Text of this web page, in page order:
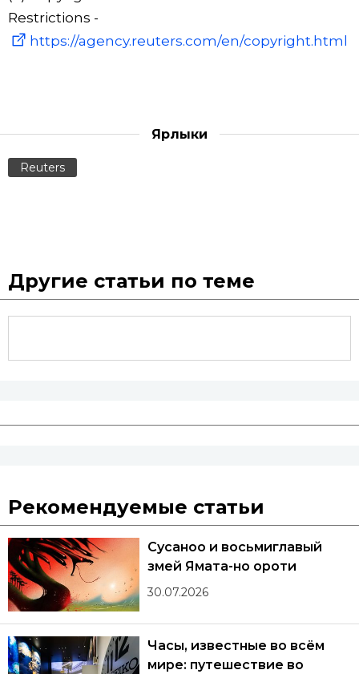
Restrictions -
https://agency.reuters.com/en/copyright.html
Ярлыки
Reuters
Другие статьи по теме
Рекомендуемые статьи
Сусаноо и восьмиглавый
змей Ямата-но ороти
30.07.2026
Часы, известные во всём
мире: путешествие во